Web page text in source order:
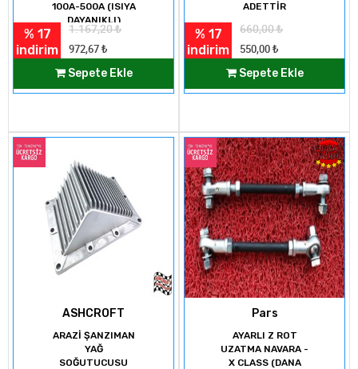
100A-500A (ISIYA
DAYANIKLI)
% 17
indirim
1.167,20₺
972,67 ₺
Sepete Ekle
ADETTİR
% 17
indirim
660,00₺
550,00 ₺
Sepete Ekle
ASHCROFT
ARAZİ ŞANZIMAN
YAĞ
SOĞUTUCUSU
Pars
AYARLI Z ROT
UZATMA NAVARA -
X CLASS (DANA